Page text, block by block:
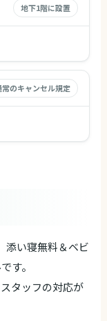
地下1階に設置
常のキャンセル規定
添い寝無料＆ベビ
す。
タッフの対応が